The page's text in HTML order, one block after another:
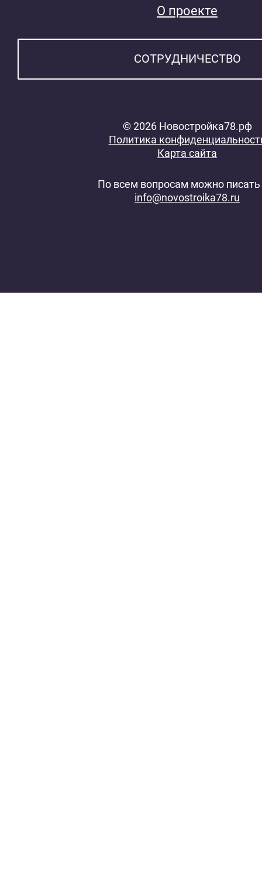
О проекте
СОТРУДНИЧЕСТВО
© 2026 Новостройка78.рф
Политика
Карта сайта
По всем вопросам можно писать
info@novostroika78.ru